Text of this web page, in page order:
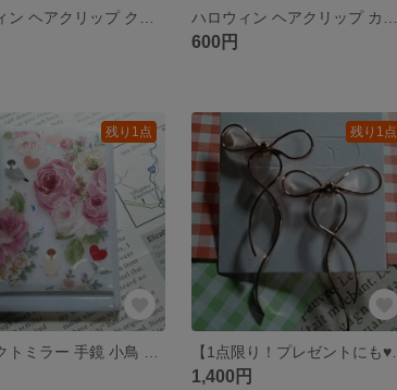
600円
残り1点 残り1点
1,400円